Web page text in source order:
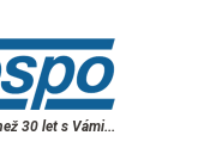
30 let s Vámi...